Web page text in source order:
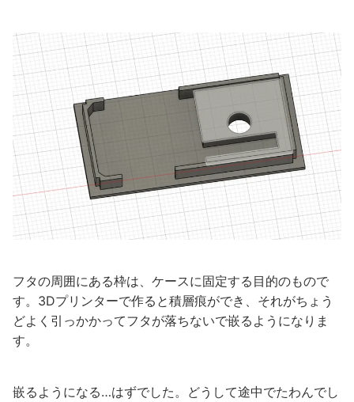
フタの周囲にある枠は、ケースに固定する目的のもので
す。3Dプリンターで作ると積層痕ができ、それがちょう
どよく引っかかってフタが落ちないで嵌るようになりま
す。
嵌るようになる…はずでした。どうして途中でたわんでし